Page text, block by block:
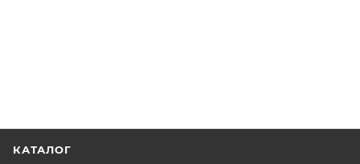
КАТАЛОГ